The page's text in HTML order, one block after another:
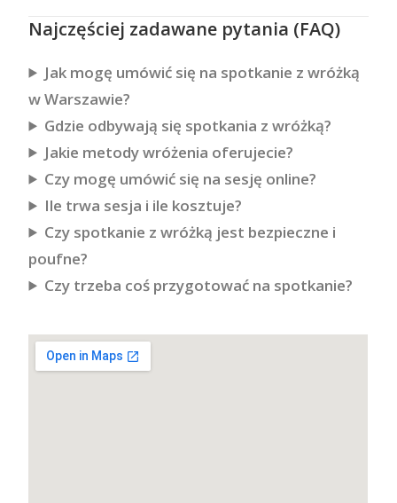
Najczęściej zadawane pytania (FAQ)
Jak mogę umówić się na spotkanie z wróżką
w Warszawie?
Gdzie odbywają się spotkania z wróżką?
Jakie metody wróżenia oferujecie?
Czy mogę umówić się na sesję online?
Ile trwa sesja i ile kosztuje?
Czy spotkanie z wróżką jest bezpieczne i
poufne?
Czy trzeba coś przygotować na spotkanie?